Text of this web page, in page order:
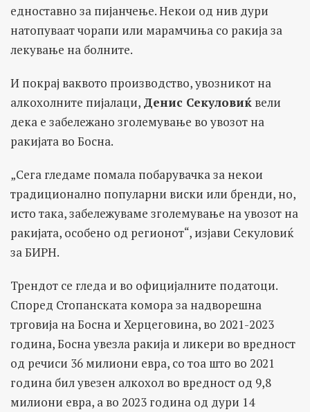
едноставно за пијанчење. Некои од нив дури
натопуваат чорапи или марамчиња со ракија за
лекување на болните.
И покрај ваквото производство, увозникот на
алкохолните пијалаци, Денис Секуловиќ вели
дека е забележано зголемување во увозот на
ракијата во Босна.
„Сега гледаме помала побарувачка за некои
традиционално популарни виски или бренди, но,
исто така, забележуваме зголемување на увозот на
ракијата, особено од регионот“, изјави Секуловиќ
за БИРН.
Трендот се гледа и во официјалните податоци.
Според Стопанската комора за надворешна
трговија на Босна и Херцеговина, во 2021-2023
година, Босна увезла ракија и ликери во вредност
од речиси 36 милиони евра, со тоа што во 2021
година бил увезен алкохол во вредност од 9,8
милиони евра, а во 2023 година од дури 14